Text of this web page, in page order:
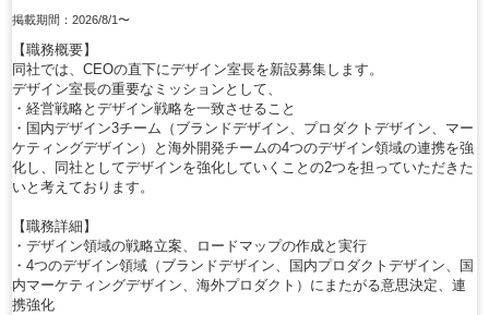
掲載期間：2026/8/1〜
【職務概要】
同社では、CEOの直下にデザイン室長を新設募集します。
デザイン室長の重要なミッションとして、
・経営戦略とデザイン戦略を一致させること
・国内デザイン3チーム（ブランドデザイン、プロダクトデザイン、マー
ケティングデザイン）と海外開発チームの4つのデザイン領域の連携を強
化し、同社としてデザインを強化していくことの2つを担っていただきた
いと考えております。
【職務詳細】
・デザイン領域の戦略立案、ロードマップの作成と実行
・4つのデザイン領域（ブランドデザイン、国内プロダクトデザイン、国
内マーケティングデザイン、海外プロダクト）にまたがる意思決定、連
携強化